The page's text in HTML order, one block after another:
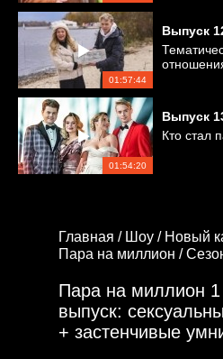
01:57:44
Выпуск
01:54:20
Выпуск
Кто стал
Главная / Шоу / Новый
Пара на миллион /
Пара на миллион 1
выпуск:
+ застенчивые